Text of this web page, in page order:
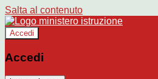
Salta al contenuto
Accedi
Accedi